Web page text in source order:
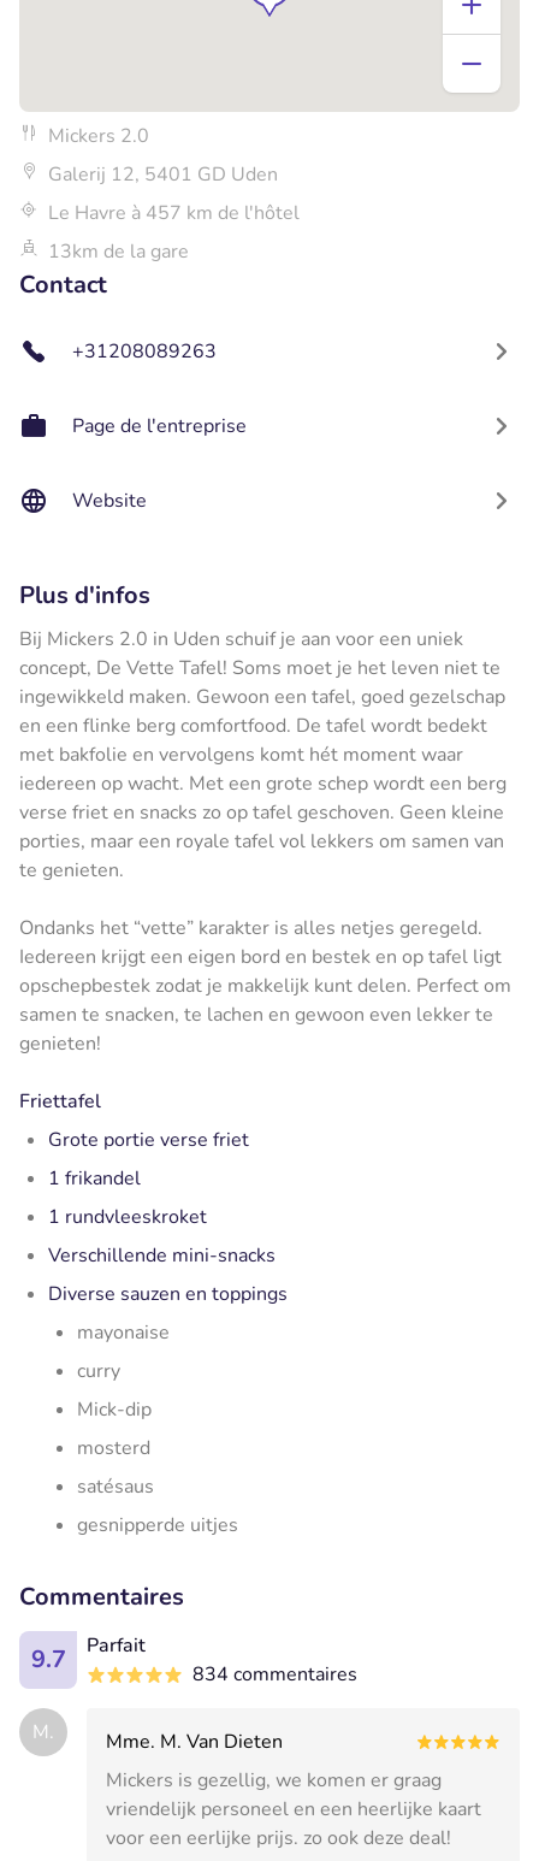
Mickers 2.0
Galerij 12, 5401 GD Uden
Le Havre à 457 km de l'hôtel
13km de la gare
Contact
+31208089263
Page de l'entreprise
Website
Plus d'infos
Bij Mickers 2.0 in Uden schuif je aan voor een uniek
concept, De Vette Tafel! Soms moet je het leven niet te
ingewikkeld maken. Gewoon een tafel, goed gezelschap
en een flinke berg comfortfood. De tafel wordt bedekt
met bakfolie en vervolgens komt hét moment waar
iedereen op wacht. Met een grote schep wordt een berg
verse friet en snacks zo op tafel geschoven. Geen kleine
porties, maar een royale tafel vol lekkers om samen van
te genieten.
Ondanks het “vette” karakter is alles netjes geregeld.
Iedereen krijgt een eigen bord en bestek en op tafel ligt
opschepbestek zodat je makkelijk kunt delen. Perfect om
samen te snacken, te lachen en gewoon even lekker te
genieten!
Friettafel
Grote portie verse friet
1 frikandel
1 rundvleeskroket
Verschillende mini-snacks
Diverse sauzen en toppings
mayonaise
curry
Mick-dip
mosterd
satésaus
gesnipperde uitjes
Commentaires
9.7
Parfait
834 commentaires
M.
Mme. M. Van Dieten
Mickers is gezellig, we komen er graag
vriendelijk personeel en een heerlijke kaart
voor een eerlijke prijs. zo ook deze deal!